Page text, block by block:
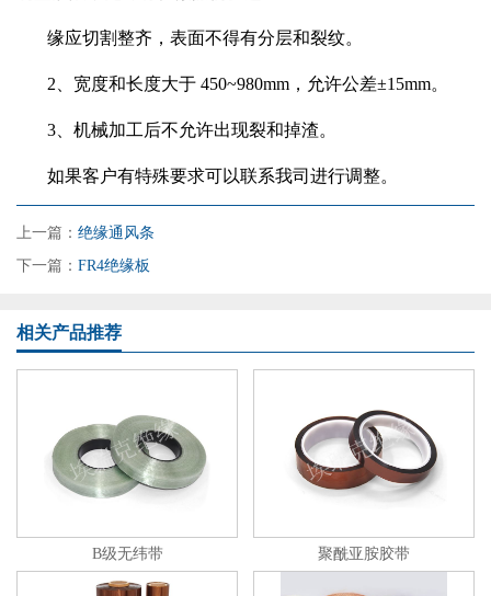
缘应切割整齐，表面不得有分层和裂纹。
2、宽度和长度大于 450~980mm，允许公差±15mm。
3、机械加工后不允许出现裂和掉渣。
如果客户有特殊要求可以联系我司进行调整。
上一篇： 绝缘通风条
下一篇： FR4绝缘板
相关产品推荐
B级无纬带 聚酰亚胺胶带